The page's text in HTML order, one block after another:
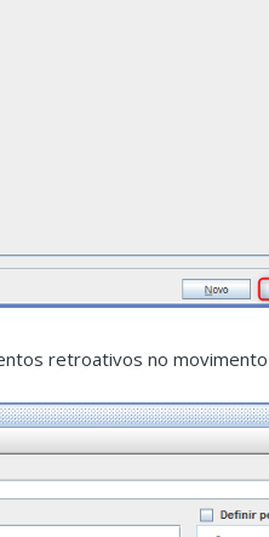
retroativos no